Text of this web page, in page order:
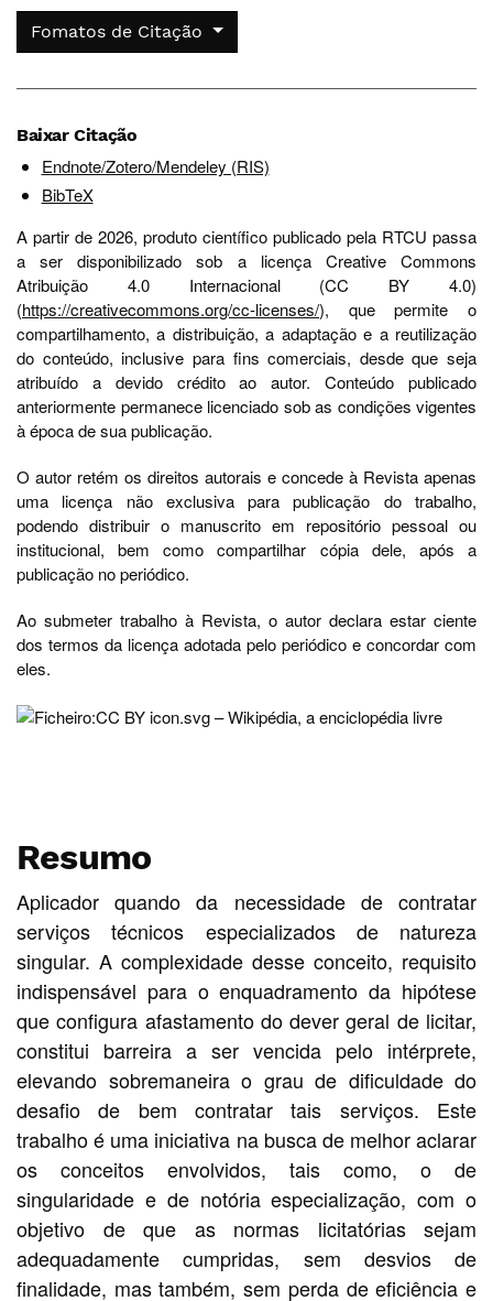
Fomatos de Citação
Baixar Citação
Endnote/Zotero/Mendeley (RIS)
BibTeX
A partir de 2026, produto científico publicado pela RTCU passa
a ser disponibilizado sob a licença Creative Commons
Atribuição 4.0 Internacional (CC BY 4.0)
(https://creativecommons.org/cc-licenses/), que permite o
compartilhamento, a distribuição, a adaptação e a reutilização
do conteúdo, inclusive para fins comerciais, desde que seja
atribuído a devido crédito ao autor. Conteúdo publicado
anteriormente permanece licenciado sob as condições vigentes
à época de sua publicação.
O autor retém os direitos autorais e concede à Revista apenas
uma licença não exclusiva para publicação do trabalho,
podendo distribuir o manuscrito em repositório pessoal ou
institucional, bem como compartilhar cópia dele, após a
publicação no periódico.
Ao submeter trabalho à Revista, o autor declara estar ciente
dos termos da licença adotada pelo periódico e concordar com
eles.
Resumo
Aplicador quando da necessidade de contratar
serviços técnicos especializados de natureza
singular. A complexidade desse conceito, requisito
indispensável para o enquadramento da hipótese
que configura afastamento do dever geral de licitar,
constitui barreira a ser vencida pelo intérprete,
elevando sobremaneira o grau de dificuldade do
desafio de bem contratar tais serviços. Este
trabalho é uma iniciativa na busca de melhor aclarar
os conceitos envolvidos, tais como, o de
singularidade e de notória especialização, com o
objetivo de que as normas licitatórias sejam
adequadamente cumpridas, sem desvios de
finalidade, mas também, sem perda de eficiência e